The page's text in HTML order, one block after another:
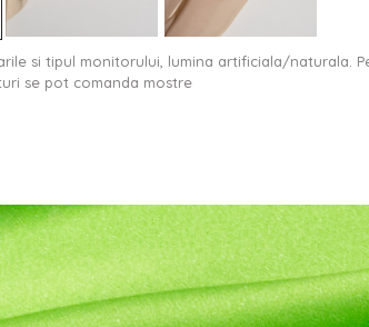
si tipul monitorului, lumina artificiala/naturala.
se pot comanda mostre